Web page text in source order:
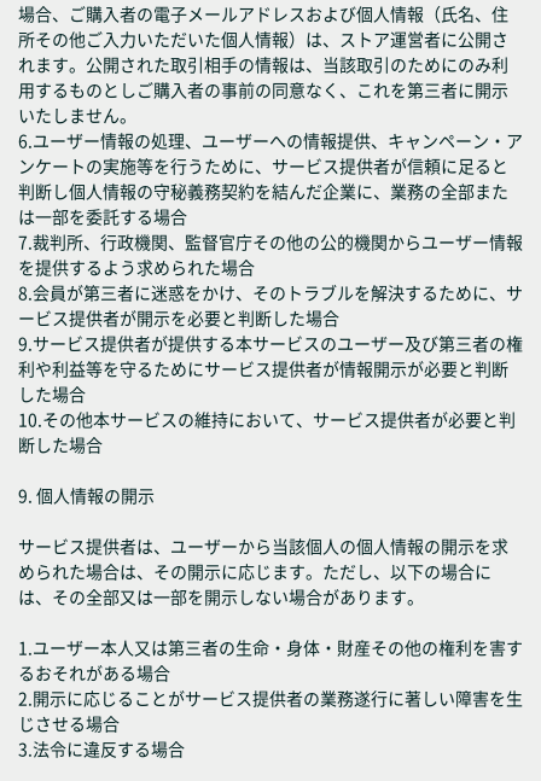
場合、ご購入者の電子メールアドレスおよび個人情報（氏名、住
所その他ご入力いただいた個人情報）は、ストア運営者に公開さ
れます。公開された取引相手の情報は、当該取引のためにのみ利
用するものとしご購入者の事前の同意なく、これを第三者に開示
いたしません。
6.ユーザー情報の処理、ユーザーへの情報提供、キャンペーン・ア
ンケートの実施等を行うために、サービス提供者が信頼に足ると
判断し個人情報の守秘義務契約を結んだ企業に、業務の全部また
は一部を委託する場合
7.裁判所、行政機関、監督官庁その他の公的機関からユーザー情報
を提供するよう求められた場合
8.会員が第三者に迷惑をかけ、そのトラブルを解決するために、サ
ービス提供者が開示を必要と判断した場合
9.サービス提供者が提供する本サービスのユーザー及び第三者の権
利や利益等を守るためにサービス提供者が情報開示が必要と判断
した場合
10.その他本サービスの維持において、サービス提供者が必要と判
断した場合
9. 個人情報の開示
サービス提供者は、ユーザーから当該個人の個人情報の開示を求
められた場合は、その開示に応じます。ただし、以下の場合に
は、その全部又は一部を開示しない場合があります。
1.ユーザー本人又は第三者の生命・身体・財産その他の権利を害す
るおそれがある場合
2.開示に応じることがサービス提供者の業務遂行に著しい障害を生
じさせる場合
3.法令に違反する場合